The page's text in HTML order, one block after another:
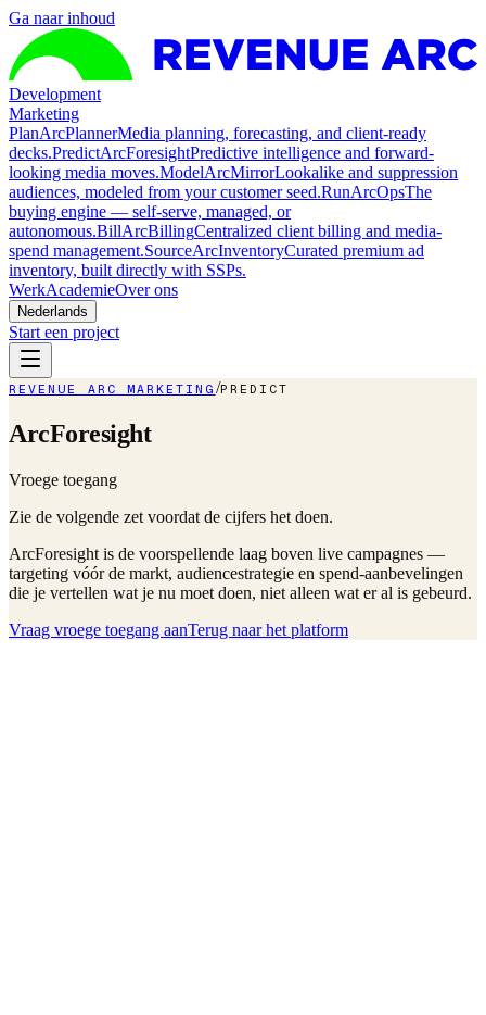
Ga naar inhoud
Development
Marketing
PlanArcPlannerMedia planning, forecasting, and client-ready
decks.PredictArcForesightPredictive intelligence and forward-
looking media moves.ModelArcMirrorLookalike and suppression
audiences, modeled from your customer seed.RunArcOpsThe
buying engine — self-serve, managed, or
autonomous.BillArcBillingCentralized client billing and media-
spend management.SourceArcInventoryCurated premium ad
inventory, built directly with SSPs.
WerkAcademieOver ons
Nederlands
Start een project
REVENUE ARC MARKETING /PREDICT
ArcForesight
Vroege toegang
Zie de volgende zet voordat de cijfers het doen.
ArcForesight is de voorspellende laag boven live campagnes —
targeting vóór de markt, audiencestrategie en spend-aanbevelingen
die je vertellen wat je nu moet doen, niet alleen wat er al is gebeurd.
Vraag vroege toegang aanTerug naar het platform